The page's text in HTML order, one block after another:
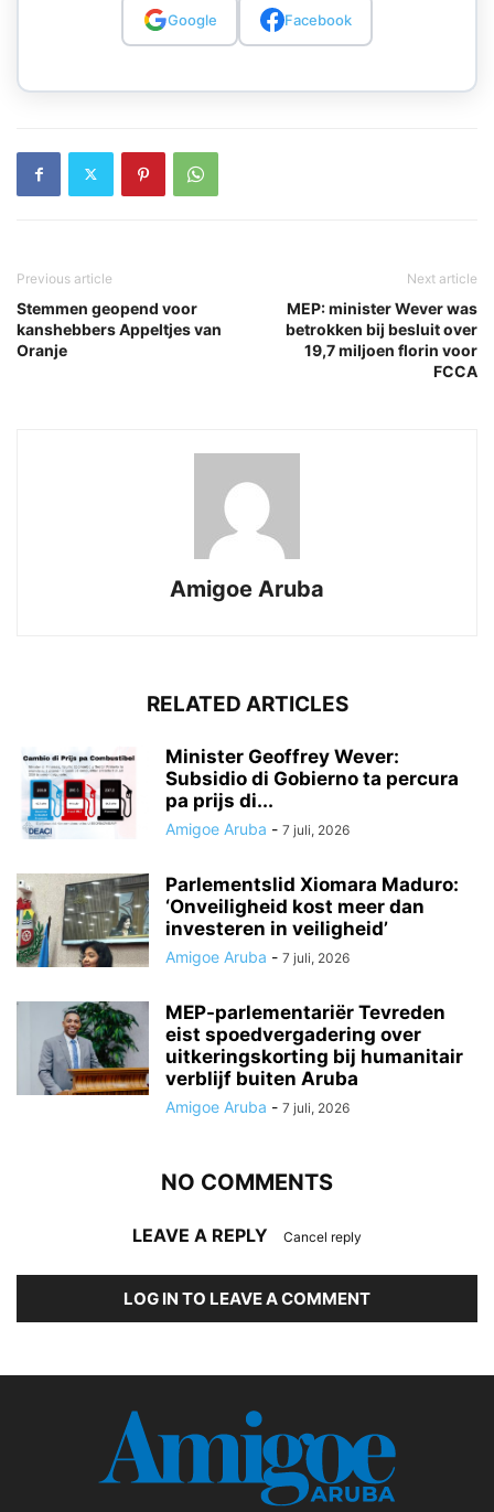
Google Facebook
Previous article
Stemmen geopend voor
kanshebbers Appeltjes van
Oranje
Next article
MEP: minister Wever was
betrokken bij besluit over
19,7 miljoen florin voor
FCCA
Amigoe Aruba
RELATED ARTICLES
Minister Geoffrey Wever:
Subsidio di Gobierno ta percura
pa prijs di...
Amigoe Aruba - 7 juli, 2026
Parlementslid Xiomara Maduro:
‘Onveiligheid kost meer dan
investeren in veiligheid’
Amigoe Aruba - 7 juli, 2026
MEP-parlementariër Tevreden
eist spoedvergadering over
uitkeringskorting bij humanitair
verblijf buiten Aruba
Amigoe Aruba - 7 juli, 2026
NO COMMENTS
LEAVE A REPLY Cancel reply
LOG IN TO LEAVE A COMMENT